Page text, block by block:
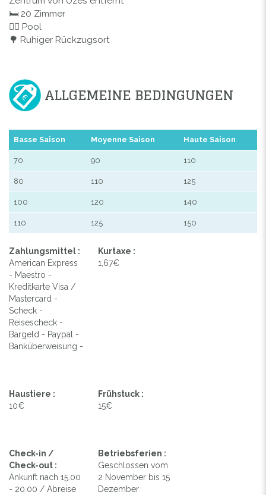
🛏️ 20 Zimmer
🏊‍♀️ Pool
🌳 Ruhiger Rückzugsort
ALLGEMEINE BEDINGUNGEN
Basse Saison Moyenne Saison Haute Saison
70 90 110
80 110 125
100 120 140
110 125 150
Zahlungsmittel :
American Express
- Maestro -
Kreditkarte Visa /
Mastercard -
Scheck -
Reisescheck -
Bargeld - Paypal -
Banküberweisung -
Kurtaxe :
1,67€
Haustiere :
10€
Frühstuck :
15€
Check-in /
Check-out :
Ankunft nach 15.00
- 20.00 / Abreise
Betriebsferien :
Geschlossen vom
2 November bis 15
Dezember